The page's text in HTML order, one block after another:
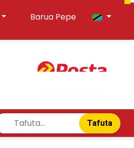
Barua Pepe
Tafuta